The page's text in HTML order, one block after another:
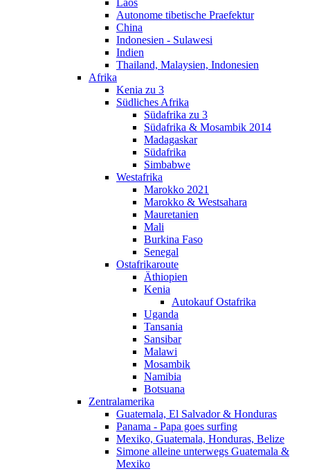
Laos
Autonome tibetische Praefektur
China
Indonesien - Sulawesi
Indien
Thailand, Malaysien, Indonesien
Afrika
Kenia zu 3
Südliches Afrika
Südafrika zu 3
Südafrika & Mosambik 2014
Madagaskar
Südafrika
Simbabwe
Westafrika
Marokko 2021
Marokko & Westsahara
Mauretanien
Mali
Burkina Faso
Senegal
Ostafrikaroute
Äthiopien
Kenia
Autokauf Ostafrika
Uganda
Tansania
Sansibar
Malawi
Mosambik
Namibia
Botsuana
Zentralamerika
Guatemala, El Salvador & Honduras
Panama - Papa goes surfing
Mexiko, Guatemala, Honduras, Belize
Simone alleine unterwegs Guatemala &
Mexiko